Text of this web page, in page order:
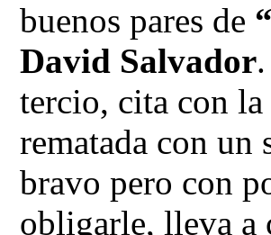
buenos pares de
David Salvador
tercio, cita con la
rematada con un
bravo pero con
obligarle, lleva a